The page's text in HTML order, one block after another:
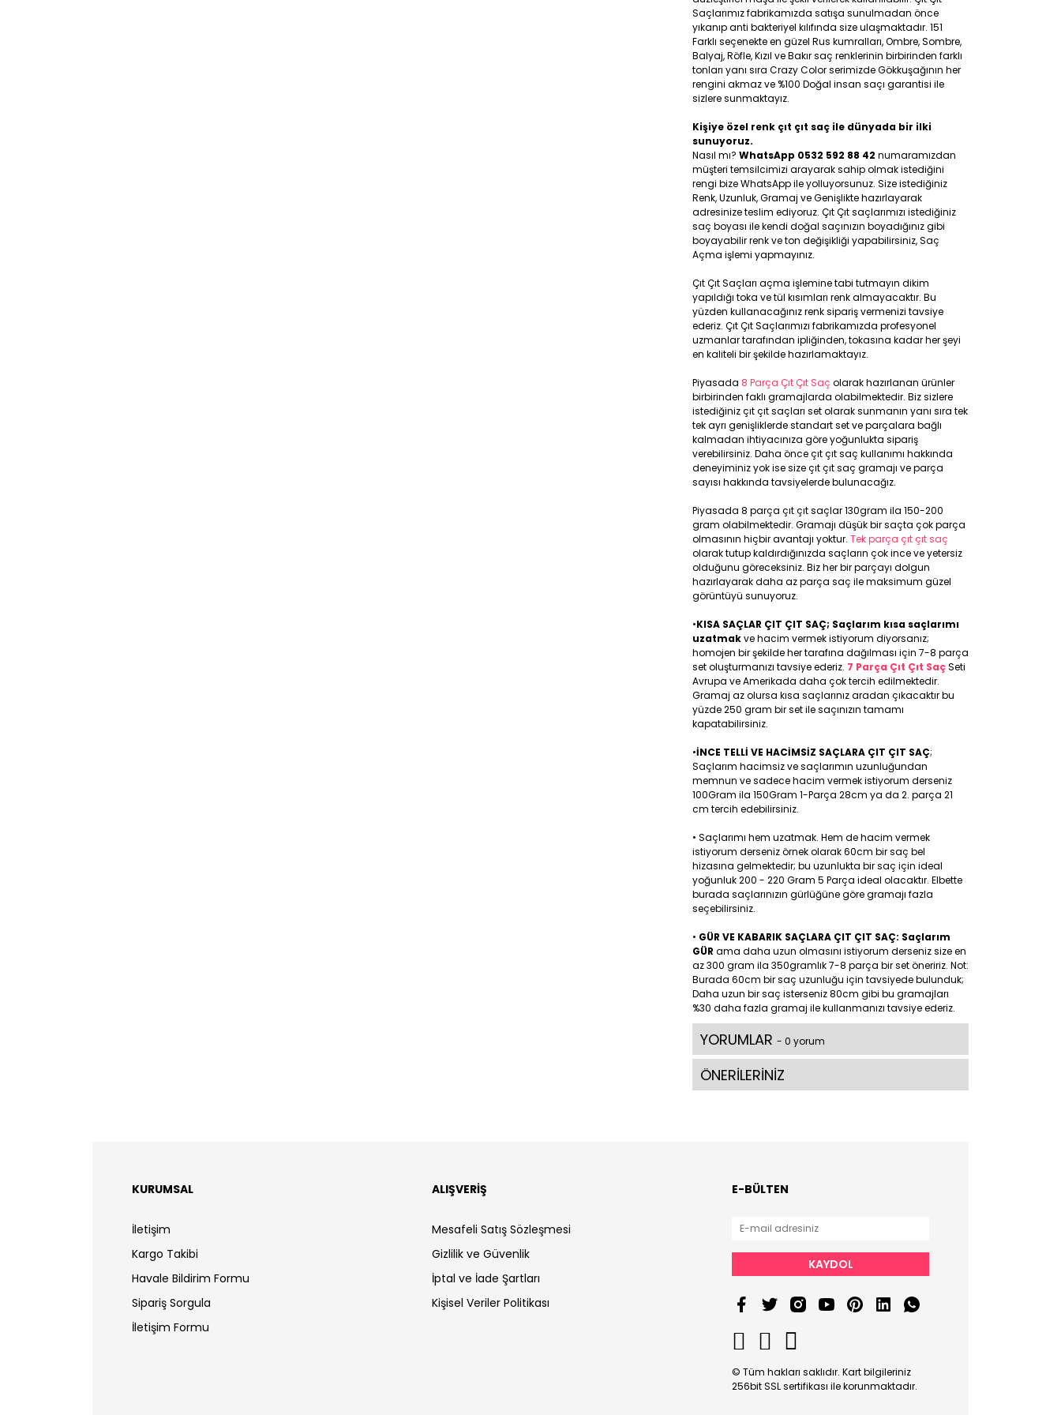
Saçlarımız fabrikamızda satışa sunulmadan önce
yıkanıp anti bakteriyel kılıfında size ulaşmaktadır. 151
Farklı seçenekte en güzel Rus kumralları, Ombre, Sombre,
Balyaj, Röfle, Kızıl ve Bakır saç renklerinin birbirinden farklı
tonları yanı sıra Crazy Color serimizde Gökkuşağının her
rengini akmaz ve %100 Doğal insan saçı garantisi ile
sizlere sunmaktayız.
Kişiye özel renk çıt çıt saç ile dünyada bir ilki
sunuyoruz.
Nasıl mı? WhatsApp 0532 592 88 42 numaramızdan
müşteri temsilcimizi arayarak sahip olmak istediğini
rengi bize WhatsApp ile yolluyorsunuz. Size istediğiniz
Renk, Uzunluk, Gramaj ve Genişlikte hazırlayarak
adresinize teslim ediyoruz. Çıt Çıt saçlarımızı istediğiniz
saç boyası ile kendi doğal saçınızın boyadığınız gibi
boyayabilir renk ve ton değişikliği yapabilirsiniz, Saç
Açma işlemi yapmayınız.
Çıt Çıt Saçları açma işlemine tabi tutmayın dikim
yapıldığı toka ve tül kısımları renk almayacaktır. Bu
yüzden kullanacağınız renk sipariş vermenizi tavsiye
ederiz. Çıt Çıt Saçlarımızı fabrikamızda profesyonel
uzmanlar tarafından ipliğinden, tokasına kadar her şeyi
en kaliteli bir şekilde hazırlamaktayız.
Piyasada 8 Parça Çıt Çıt Saç olarak hazırlanan ürünler
birbirinden faklı gramajlarda olabilmektedir. Biz sizlere
istediğiniz çıt çıt saçları set olarak sunmanın yanı sıra tek
tek ayrı genişliklerde standart set ve parçalara bağlı
kalmadan ihtiyacınıza göre yoğunlukta sipariş
verebilirsiniz. Daha önce çıt çıt saç kullanımı hakkında
deneyiminiz yok ise size çıt çıt saç gramajı ve parça
sayısı hakkında tavsiyelerde bulunacağız.
Piyasada 8 parça çıt çıt saçlar 130gram ila 150-200
gram olabilmektedir. Gramajı düşük bir saçta çok parça
olmasının hiçbir avantajı yoktur. Tek parça çıt çıt saç
olarak tutup kaldırdığınızda saçların çok ince ve yetersiz
olduğunu göreceksiniz. Biz her bir parçayı dolgun
hazırlayarak daha az parça saç ile maksimum güzel
görüntüyü sunuyoruz.
•KISA SAÇLAR ÇIT ÇIT SAÇ; Saçlarım kısa saçlarımı
uzatmakve hacim vermek istiyorum diyorsanız;
homojen bir şekilde her tarafına dağılması için 7-8 parça
set oluşturmanızı tavsiye ederiz. 7 Parça Çıt Çıt SaçSeti
Avrupa ve Amerikada daha çok tercih edilmektedir.
Gramaj az olursa kısa saçlarınız aradan çıkacaktır bu
yüzde 250 gram bir set ile saçınızın tamamı
kapatabilirsiniz.
•İNCE TELLİ VE HACİMSİZ SAÇLARA ÇIT ÇIT SAÇ;
Saçlarım hacimsiz ve saçlarımın uzunluğundan
memnun ve sadece hacim vermek istiyorum derseniz
100Gram ila 150Gram 1-Parça 28cm ya da 2. parça 21
cm tercih edebilirsiniz.
• Saçlarımı hem uzatmak. Hem de hacim vermek
istiyorum derseniz örnek olarak 60cm bir saç bel
hizasına gelmektedir; bu uzunlukta bir saç için ideal
yoğunluk 200 - 220 Gram 5 Parça ideal olacaktır. Elbette
burada saçlarınızın gürlüğüne göre gramajı fazla
seçebilirsiniz.
• GÜR VE KABARIK SAÇLARA ÇIT ÇIT SAÇ: Saçlarım
GÜR ama daha uzun olmasını istiyorum derseniz size en
az 300 gram ila 350gramlık 7-8 parça bir set öneririz. Not:
Burada 60cm bir saç uzunluğu için tavsiyede bulunduk;
Daha uzun bir saç isterseniz 80cm gibi bu gramajları
%30 daha fazla gramaj ile kullanmanızı tavsiye ederiz.
YORUMLAR - 0 yorum
ÖNERİLERİNİZ
KURUMSAL
İletişim
Kargo Takibi
Havale Bildirim Formu
Sipariş Sorgula
İletişim Formu
ALIŞVERİŞ
Mesafeli Satış Sözleşmesi
Gizlilik ve Güvenlik
İptal ve İade Şartları
Kişisel Veriler Politikası
E-BÜLTEN
KAYDOL
© Tüm hakları saklıdır. Kart bilgileriniz
256bit SSL sertifikası ile korunmaktadır.